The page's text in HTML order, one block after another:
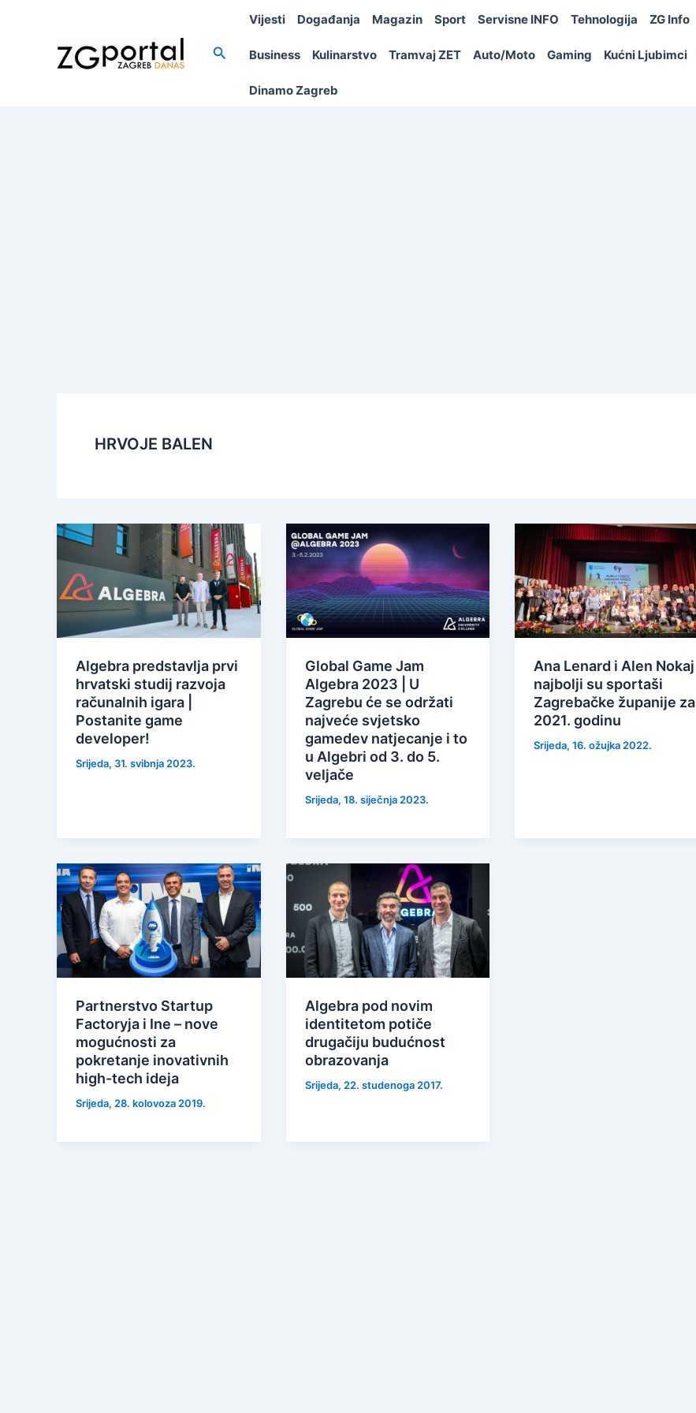
Search
Vijesti Događanja Magazin Sport Servisne INFO Tehnologija ZG Info
Business Kulinarstvo Tramvaj ZET Auto/Moto Gaming Kućni Ljubimci
Dinamo Zagreb
HRVOJE BALEN
Algebra predstavlja prvi
hrvatski studij razvoja
računalnih igara |
Postanite game
developer!
Srijeda, 31. svibnja 2023.
Global Game Jam
Algebra 2023 | U
Zagrebu će se održati
najveće svjetsko
gamedev natjecanje i to
u Algebri od 3. do 5.
veljače
Srijeda, 18. siječnja 2023.
Ana Lenard i Alen Nokaj
najbolji su sportaši
Zagrebačke županije za
2021. godinu
Srijeda, 16. ožujka 2022.
Partnerstvo Startup
Factoryja i Ine – nove
mogućnosti za
pokretanje inovativnih
high-tech ideja
Srijeda, 28. kolovoza 2019.
Algebra pod novim
identitetom potiče
drugačiju budućnost
obrazovanja
Srijeda, 22. studenoga 2017.